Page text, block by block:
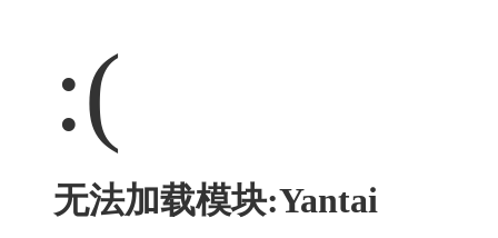
:(
无法加载模块:Yantai